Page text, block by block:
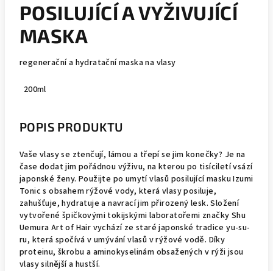
POSILUJÍCÍ A VYŽIVUJÍCÍ
MASKA
regenerační a hydratační maska na vlasy
200ml
POPIS PRODUKTU
Vaše vlasy se ztenčují, lámou a třepí se jim konečky? Je na
čase dodat jim pořádnou výživu, na kterou po tisíciletí vsází
japonské ženy. Použijte po umytí vlasů posilující masku Izumi
Tonic s obsahem rýžové vody, která vlasy posiluje,
zahušťuje, hydratuje a navrací jim přirozený lesk. Složení
vytvořené špičkovými tokijskými laboratořemi značky Shu
Uemura Art of Hair vychází ze staré japonské tradice yu-su-
ru, která spočívá v umývání vlasů v rýžové vodě. Díky
proteinu, škrobu a aminokyselinám obsažených v rýži jsou
vlasy silnější a hustší.